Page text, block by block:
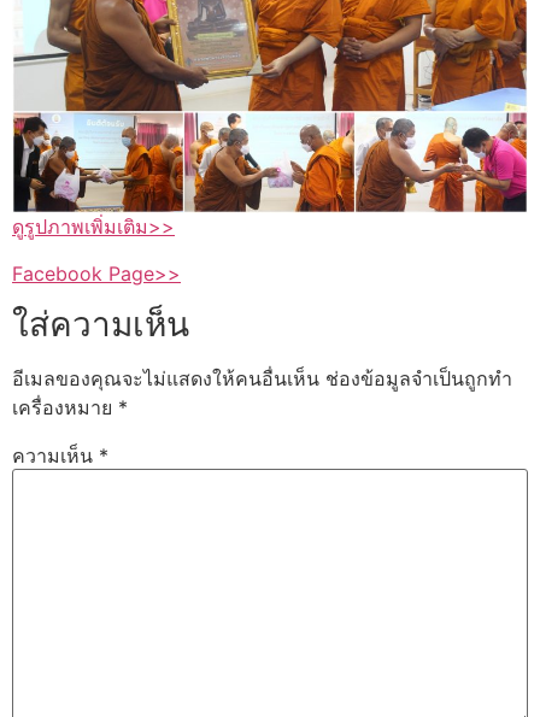
ดูรูปภาพเพิ่มเติม>>
Facebook Page>>
ใส่ความเห็น
อีเมลของคุณจะไม่แสดงให้คนอื่นเห็น ช่องข้อมูลจำเป็นถูกทำ
เครื่องหมาย *
ความเห็น *